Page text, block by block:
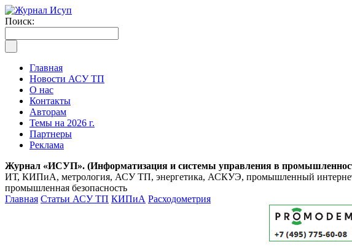
Поиск:
Главная
Новости АСУ ТП
О нас
Контакты
Авторам
Темы на 2026 г.
Партнеры
Реклама
Журнал «ИСУП». (Информатизация и системы управления в
ИТ, КИПиА, метрология, АСУ ТП, энергетика, АСКУЭ, промышленный интернет,
промышленная безопасность
Главная Статьи АСУ ТП КИПиА Расходометрия